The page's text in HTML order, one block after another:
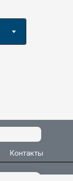
Контакты